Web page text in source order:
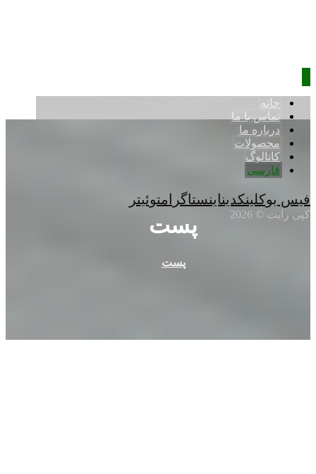
خانه
تماس با ما
درباره ما
محصولات
کاتالوگ
فارسی
فیس بوکلینکدیناینستاگرامتوئیتر
کپی رایت © 2026 پست
پست